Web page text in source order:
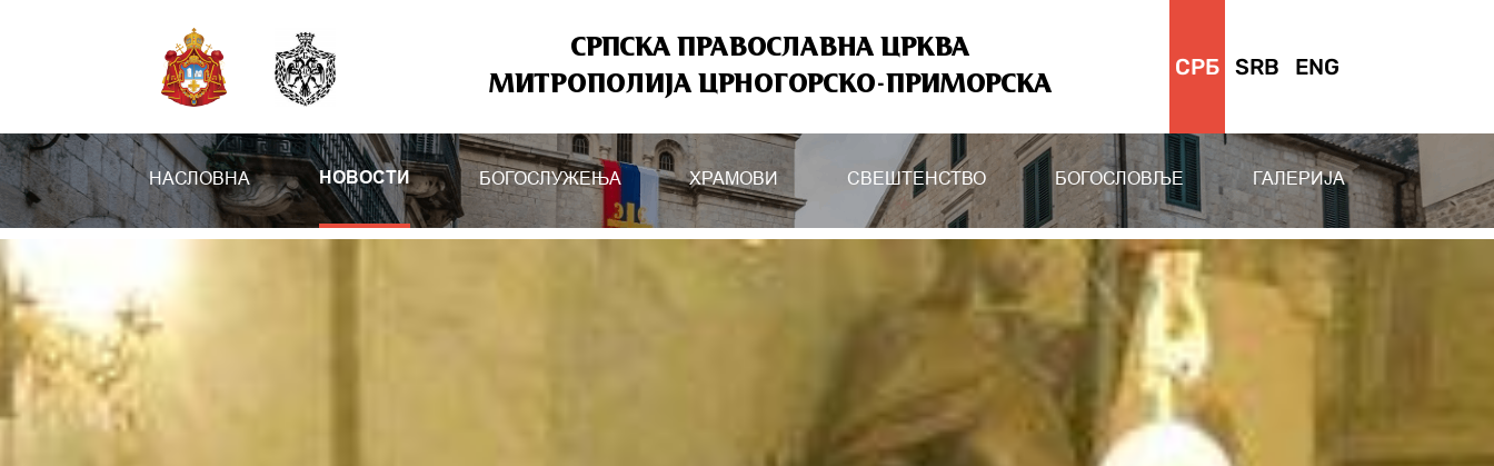
СРПСКА ПРАВОСЛАВНА ЦРКВА
МИТРОПОЛИЈА ЦРНОГОРСКО-ПРИМОРСКА
СРБ SRB ENG
НАСЛОВНА НОВОСТИ БОГОСЛУЖЕЊА ХРАМОВИ СВЕШТЕНСТВО БОГОСЛОВЉЕ ГАЛЕРИЈА